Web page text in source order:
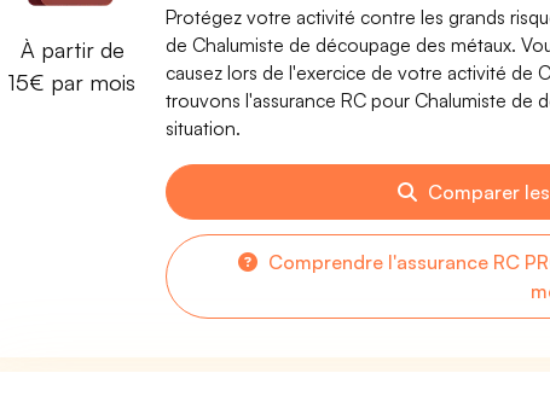
À partir de
15€ par mois
Protégez votre activité contre les grands
de Chalumiste de découpage des métaux.
causez lors de l'exercice de votre activité de
trouvons l'assurance RC pour Chalumiste de
situation.
Comparer
Comprendre l'assurance RC